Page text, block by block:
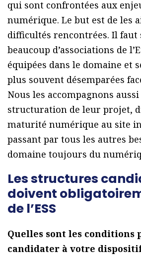
qui sont confrontées aux
numérique. Le but est de les
difficultés rencontrées. Il faut
beaucoup d’associations de
équipées dans le domaine et
plus souvent désemparées
Nous les accompagnons
structuration de leur projet,
maturité numérique au site
passant par tous les autres
domaine toujours du
Les structures
doivent
de l’ESS
Quelles sont les conditions
candidater à votre